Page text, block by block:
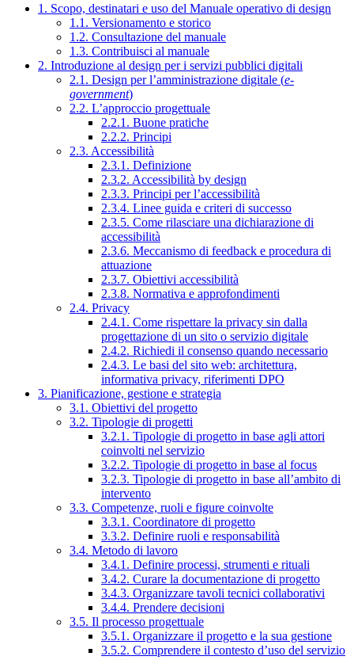
1. Scopo, destinatari e uso del Manuale operativo di design
1.1. Versionamento e storico
1.2. Consultazione del manuale
1.3. Contribuisci al manuale
2. Introduzione al design per i servizi pubblici digitali
2.1. Design per l’amministrazione digitale (e-
government)
2.2. L’approccio progettuale
2.2.1. Buone pratiche
2.2.2. Principi
2.3. Accessibilità
2.3.1. Definizione
2.3.2. Accessibilità by design
2.3.3. Principi per l’accessibilità
2.3.4. Linee guida e criteri di successo
2.3.5. Come rilasciare una dichiarazione di
accessibilità
2.3.6. Meccanismo di feedback e procedura di
attuazione
2.3.7. Obiettivi accessibilità
2.3.8. Normativa e approfondimenti
2.4. Privacy
2.4.1. Come rispettare la privacy sin dalla
progettazione di un sito o servizio digitale
2.4.2. Richiedi il consenso quando necessario
2.4.3. Le basi del sito web: architettura,
informativa privacy, riferimenti DPO
3. Pianificazione, gestione e strategia
3.1. Obiettivi del progetto
3.2. Tipologie di progetti
3.2.1. Tipologie di progetto in base agli attori
coinvolti nel servizio
3.2.2. Tipologie di progetto in base al focus
3.2.3. Tipologie di progetto in base all’ambito di
intervento
3.3. Competenze, ruoli e figure coinvolte
3.3.1. Coordinatore di progetto
3.3.2. Definire ruoli e responsabilità
3.4. Metodo di lavoro
3.4.1. Definire processi, strumenti e rituali
3.4.2. Curare la documentazione di progetto
3.4.3. Organizzare tavoli tecnici collaborativi
3.4.4. Prendere decisioni
3.5. Il processo progettuale
3.5.1. Organizzare il progetto e la sua gestione
3.5.2. Comprendere il contesto d’uso del servizio